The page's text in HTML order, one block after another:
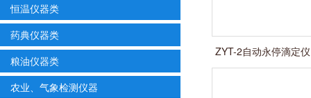
恒温仪器类
药典仪器类
粮油仪器类
农业、气象检测仪器
ZYT-2自动永停滴定
休水分